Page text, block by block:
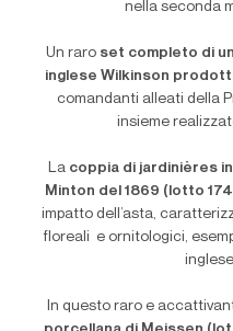
nella seconda
Un raro set completo di
inglese Wilkinson
comandanti alleati della
insieme
La coppia di jardinières
Minton del 1869 (lotto
impatto dell’asta,
floreali e ornitologici,
In questo raro e